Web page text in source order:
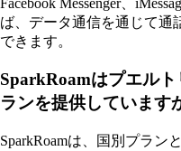
ば、データ通信を通じて通
できます。
SparkRoamはプエル
ランを提供しています
SparkRoamは、国別プラン